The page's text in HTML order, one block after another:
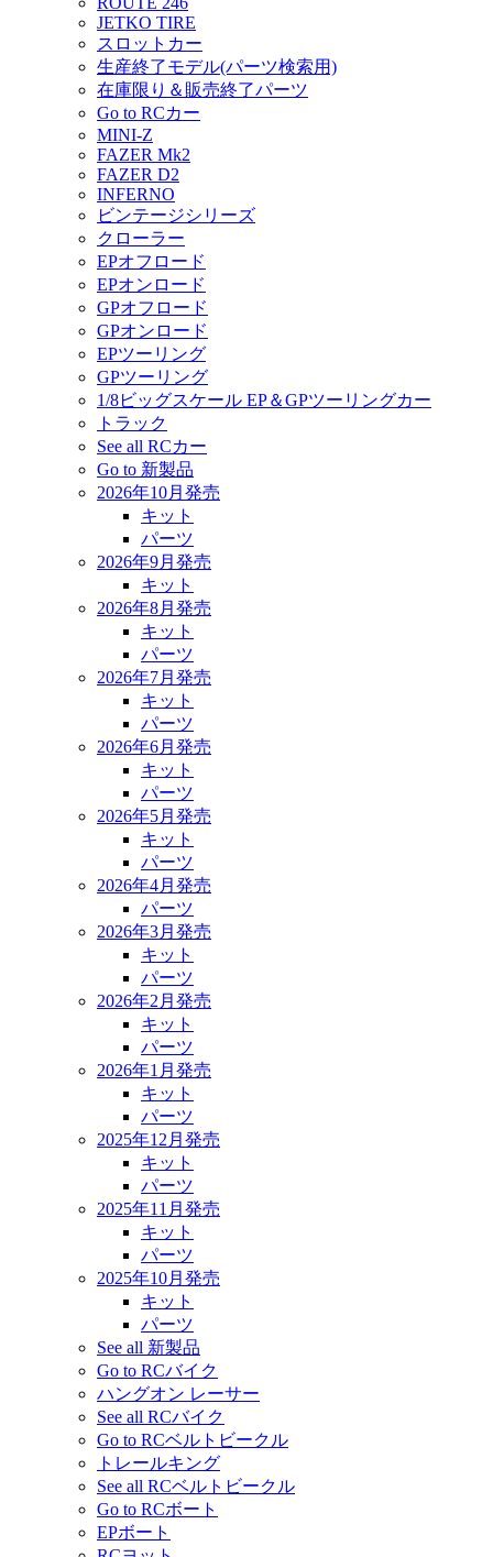
JETKO TIRE
スロットカー
生産終了モデル(パーツ検索用)
在庫限り＆販売終了パーツ
Go to RCカー
MINI-Z
FAZER Mk2
FAZER D2
INFERNO
ビンテージシリーズ
クローラー
EPオフロード
EPオンロード
GPオフロード
GPオンロード
EPツーリング
GPツーリング
1/8ビッグスケール EP＆GPツーリングカー
トラック
See all RCカー
Go to 新製品
2026年10月発売
キット
パーツ
2026年9月発売
キット
2026年8月発売
キット
パーツ
2026年7月発売
キット
パーツ
2026年6月発売
キット
パーツ
2026年5月発売
キット
パーツ
2026年4月発売
パーツ
2026年3月発売
キット
パーツ
2026年2月発売
キット
パーツ
2026年1月発売
キット
パーツ
2025年12月発売
キット
パーツ
2025年11月発売
キット
パーツ
2025年10月発売
キット
パーツ
See all 新製品
Go to RCバイク
ハングオン レーサー
See all RCバイク
Go to RCベルトビークル
トレールキング
See all RCベルトビークル
Go to RCボート
EPボート